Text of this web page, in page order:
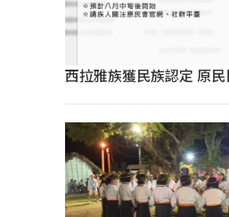
西拉雅族獲民族認定 原